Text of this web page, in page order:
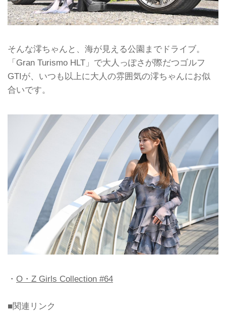
そんな澪ちゃんと、海が見える公園までドライブ。
「Gran Turismo HLT」で大人っぽさが際だつゴルフ
GTIが、いつも以上に大人の雰囲気の澪ちゃんにお似
合いです。
・ O・Z Girls Collection #64
■関連リンク